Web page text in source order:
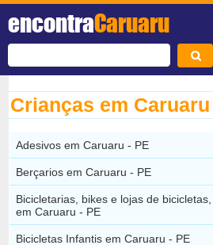
encontraCaruaru
Crianças em Caruaru
Adesivos em Caruaru - PE
Berçarios em Caruaru - PE
Bicicletarias, bikes e lojas de
em Caruaru - PE
Bicicletas Infantis em Caruaru - PE